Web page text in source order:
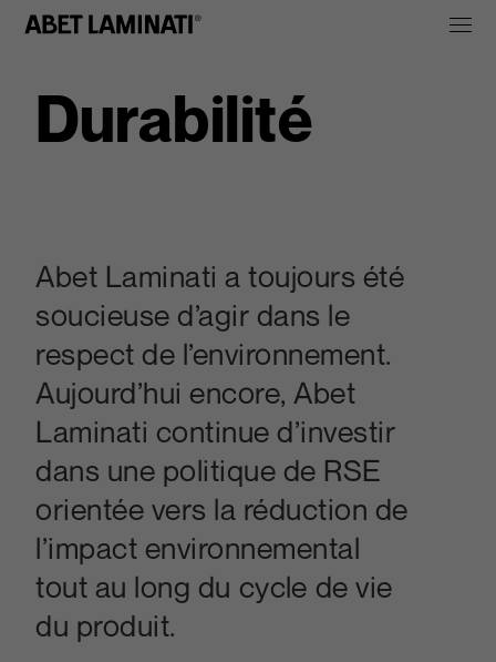
Durabilité
Abet Laminati a toujours été
soucieuse d’agir dans le
respect de l’environnement.
Aujourd’hui encore, Abet
Laminati continue d’investir
dans une politique de RSE
orientée vers la réduction de
l’impact environnemental
tout au long du cycle de vie
du produit.